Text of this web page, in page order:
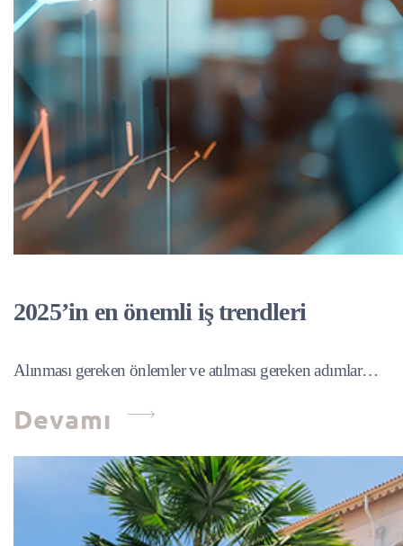
2025’in en önemli iş trendleri
Alınması gereken önlemler ve atılması gereken adımlar…
Devamı